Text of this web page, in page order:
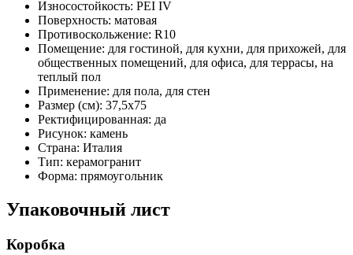
Износостойкость: PEI IV
Поверхность: матовая
Противоскольжение: R10
Помещение: для гостиной, для кухни, для прихожей, для
общественных помещений, для офиса, для террасы, на
теплый пол
Применение: для пола, для стен
Размер (см): 37,5x75
Ректифицированная: да
Рисунок: камень
Страна: Италия
Тип: керамогранит
Форма: прямоугольник
Упаковочный лист
Коробка